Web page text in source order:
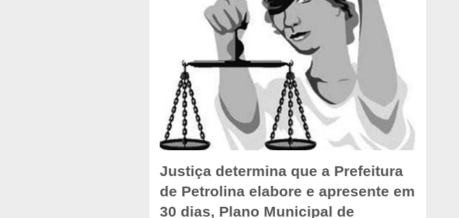
Justiça determina que a Prefeitura
de Petrolina elabore e apresente em
30 dias, Plano Municipal de